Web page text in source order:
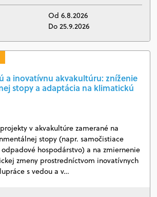
Od 6.8.2026
Do 25.9.2026
a inovatívnu akvakultúru: zníženie
stopy a adaptácia na klimatickú
v akvakultúre zamerané na
stopy (napr. samočistiace
hospodárstvo) a na zmiernenie
zmeny prostredníctvom inovatívnych
s vedou a v…